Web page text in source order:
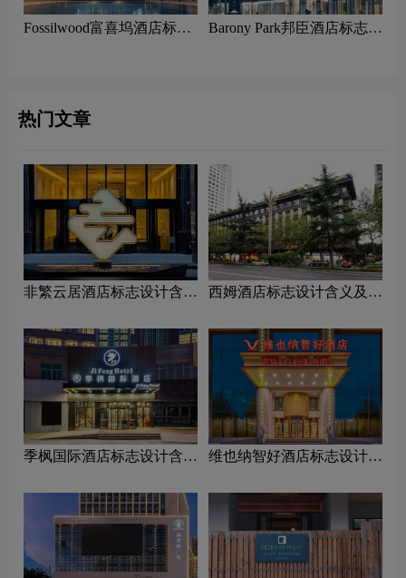
Fossilwood富喜坞酒店标志
Barony Park邦臣酒店标志设
热门文章
非繁云居酒店标志设计含义
西姆酒店标志设计含义及酒
季枫国际酒店标志设计含义
维也纳智好酒店标志设计含